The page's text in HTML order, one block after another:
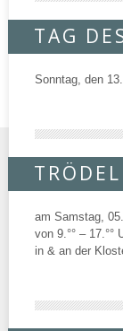
TAG
Sonntag, den
am Samstag,
von 9.°° – 17.°°
in & an der